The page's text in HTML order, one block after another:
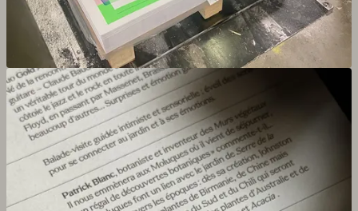
Agrandir